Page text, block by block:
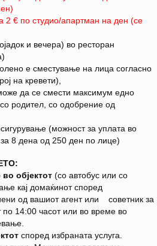
2 € по студио/апартман на ден (се
и вечера) во ресторан
е сместување на лица согласно
на кревети),
да се смести максимум едно
родител, со одобрение од
(можност за уплата во
за 8 дена од 250 ден по лице)
објектот (со автобус или со
кај домаќинот според
од вашиот агент или советник за
по 14:00 часот или во време во
според избраната услуга.